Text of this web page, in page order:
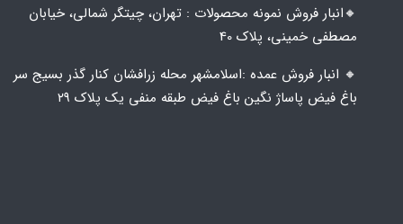
🔸️​​انبار فروش نمونه محصولات : تهران، چیتگر شمالی، خیابان
مصطفی خمینی، پلاک 40
🔸️ انبار فروش عمده :اسلامشهر محله زرافشان کنار گذر بسیج سر
باغ فیض پاساژ نگین باغ فیض طبقه منفی یک پلاک ۲۹